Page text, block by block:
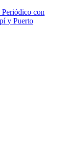
con
y Puerto